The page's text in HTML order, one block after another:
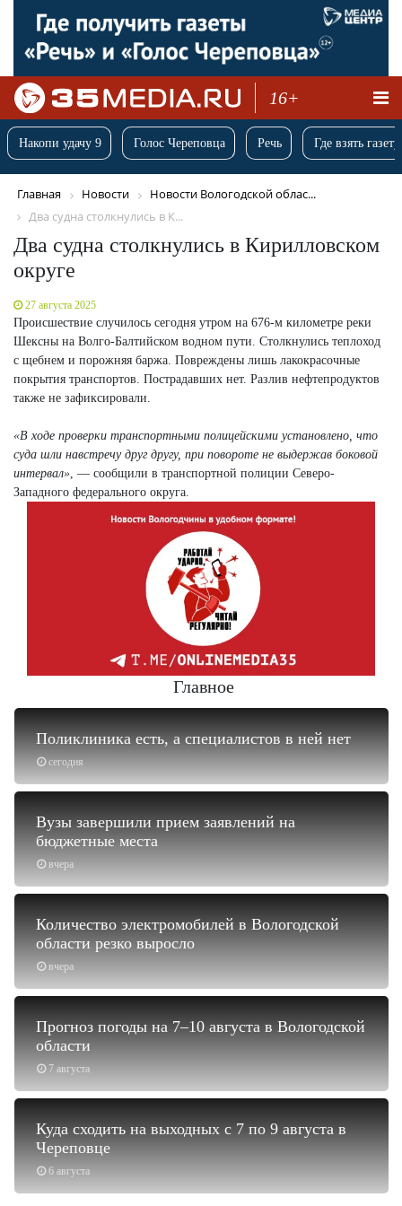
16+
Накопи удачу 9 Голос Череповца Речь Где взять
Главная Новости
Новости Вологодской облас...
Два судна столкнулись в К...
Два судна столкнулись в Кирилловском
округе
27 августа 2025
Происшествие случилось сегодня утром на 676-м километре реки
Шексны на Волго-Балтийском водном пути. Столкнулись теплоход
с щебнем и порожняя баржа. Повреждены лишь лакокрасочные
покрытия транспортов. Пострадавших нет. Разлив нефтепродуктов
также не зафиксировали.
«В ходе проверки транспортными полицейскими установлено, что
суда шли навстречу друг другу, при повороте не выдержав боковой
интервал» , — сообщили в транспортной полиции Северо-
Западного федерального округа.
Главное
сегодня
Поликлиника есть, а специалистов в ней нет
вчера
Вузы завершили прием заявлений на
бюджетные места
вчера
Количество электромобилей в Вологодской
области резко выросло
7 августа
Прогноз погоды на 7–10 августа в Вологодской
области
6 августа
Куда сходить на выходных с 7 по 9 августа в
Череповце